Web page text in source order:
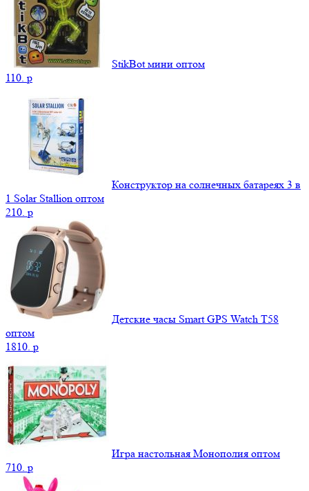
StikBot мини оптом
110. p
Конструктор на солнечных батареях 3 в
1 Solar Stallion оптом
210. p
Детские часы Smart GPS Watch T58
оптом
1810. p
Игра настольная Монополия оптом
710. p